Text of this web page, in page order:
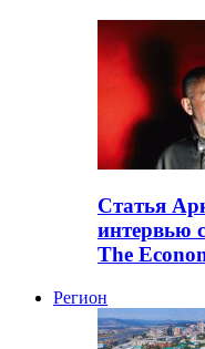
Статья
интервью
The
Регион